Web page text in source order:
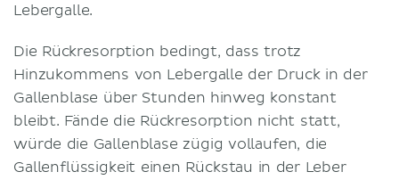
Lebergalle.
Die Rückresorption bedingt, dass trotz
Hinzukommens von Lebergalle der Druck in der
Gallenblase über Stunden hinweg konstant
bleibt. Fände die Rückresorption nicht statt,
würde die Gallenblase zügig vollaufen, die
Gallenflüssigkeit einen Rückstau in der Leber